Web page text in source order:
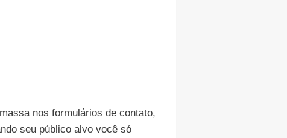
nos formulários de contato,
seu público alvo você só